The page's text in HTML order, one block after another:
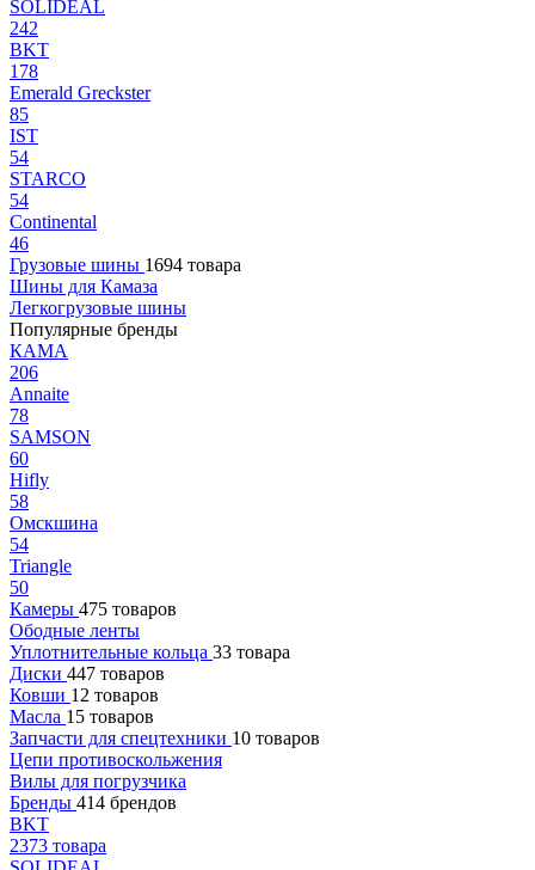
SOLIDEAL
242
BKT
178
Emerald Greckster
85
IST
54
STARCO
54
Continental
46
Грузовые шины 1694 товара
Шины для Камаза
Легкогрузовые шины
Популярные бренды
КАМА
206
Annaite
78
SAMSON
60
Hifly
58
Омскшина
54
Triangle
50
Камеры 475 товаров
Ободные ленты
Уплотнительные кольца 33 товара
Диски 447 товаров
Ковши 12 товаров
Масла 15 товаров
Запчасти для спецтехники 10 товаров
Цепи противоскольжения
Вилы для погрузчика
Бренды 414 брендов
BKT
2373 товара